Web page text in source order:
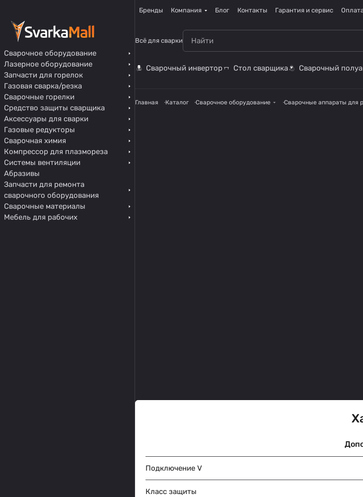
Бренды Компания Блог Контакты Гарантия и сервис
Всё для сварки
Сварочный инвертор Стол сварщика Сварочный
Главная Каталог Сварочное оборудование Сварочные аппараты для
Подключение V
Класс защиты
Сварочное оборудование
Лазерное оборудование
Запчасти для горелок
Газовая сварка/резка
Сварочные горелки
Средство защиты сварщика
Аксессуары для сварки
Газовые редукторы
Сварочная химия
Компрессор для плазмореза
Системы вентиляции
Абразивы
Запчасти для ремонта
сварочного оборудования
Сварочные материалы
Мебель для рабочих